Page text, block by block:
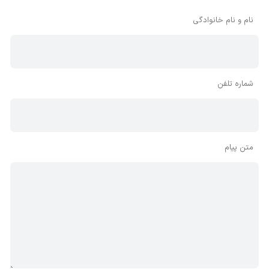
نام و نام خانوادگی
شماره تلفن
متن پیام